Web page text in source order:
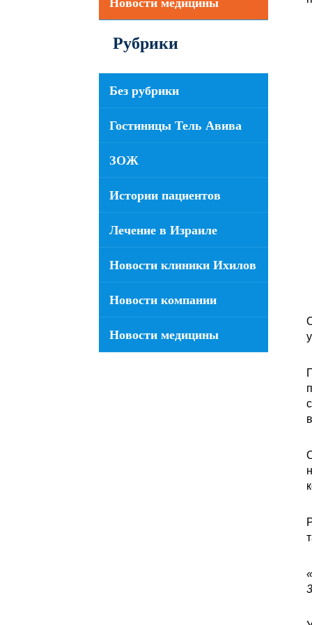
Новости медицины
Рубрики
Без рубрики
Гостиницы Тель Авива
ЗОЖ
Истории пациентов
Лечение в Израиле
Новости клиники Ихилов
Новости компании
Новости медицины